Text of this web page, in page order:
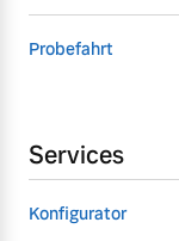
Probefahrt
Services
Konfigurator